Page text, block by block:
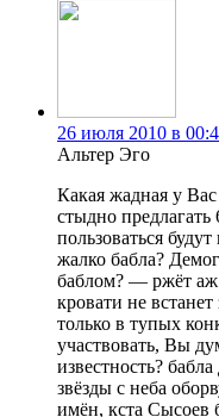
26 июля 2010 в
Альтер Эго
Какая жадная у
стыдно
пользоваться
жалко бабла?
баблом? — ржёт аж
кровати не
только в тупых
участвовать, Вы
известность?
звёзды с неба
имён, кста Сысоев